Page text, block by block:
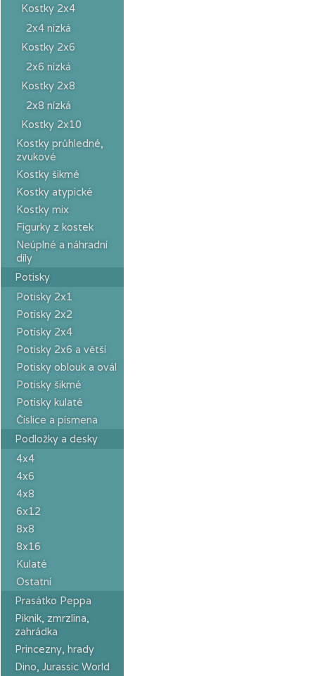
Kostky 2x4
2x4 nízká
Kostky 2x6
2x6 nízká
Kostky 2x8
2x8 nízká
Kostky 2x10
Kostky průhledné,
zvukové
Kostky šikmé
Kostky atypické
Kostky mix
Figurky z kostek
Neúplné a náhradní
díly
Potisky
Potisky 2x1
Potisky 2x2
Potisky 2x4
Potisky 2x6 a větší
Potisky oblouk a ovál
Potisky šikmé
Potisky kulaté
Číslice a písmena
Podložky a desky
4x4
4x6
4x8
6x12
8x8
8x16
Kulaté
Ostatní
Prasátko Peppa
Piknik, zmrzlina,
zahrádka
Princezny, hrady
Dino, Jurassic World